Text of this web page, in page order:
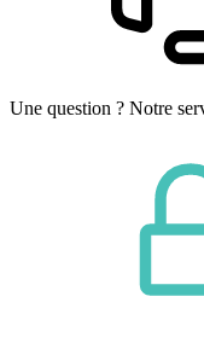
Une question ? Notre